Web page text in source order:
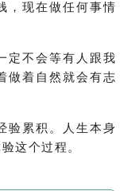
，现在做任何事情
定不会等有人跟我
做着自然就会有志
验累积。人生本身
这个过程。